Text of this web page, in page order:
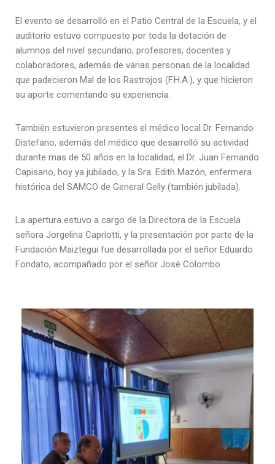
El evento se desarrolló en el Patio Central de la Escuela, y el
auditorio estuvo compuesto por toda la dotación de
alumnos del nivel secundario, profesores, docentes y
colaboradores, además de varias personas de la localidad
que padecieron Mal de los Rastrojos (F.H.A.), y que hicieron
su aporte comentando su experiencia.
También estuvieron presentes el médico local Dr. Fernando
Distefano, además del médico que desarrolló su actividad
durante mas de 50 años en la localidad, el Dr. Juan Fernando
Capisano, hoy ya jubilado, y la Sra. Edith Mazón, enfermera
histórica del SAMCO de General Gelly (también jubilada).
La apertura estuvo a cargo de la Directora de la Escuela
señora Jorgelina Capriotti, y la presentación por parte de la
Fundación Maiztegui fue desarrollada por el señor Eduardo
Fondato, acompañado por el señor José Colombo.